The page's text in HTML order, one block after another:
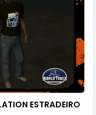
ESTRADEIRO